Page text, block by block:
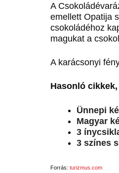
A
emellett Opatija
csokoládéhoz
magukat a
A karácsonyi
Hasonló
Ünnepi
Magyar
3
3 színes
Forrás: turizmus.com